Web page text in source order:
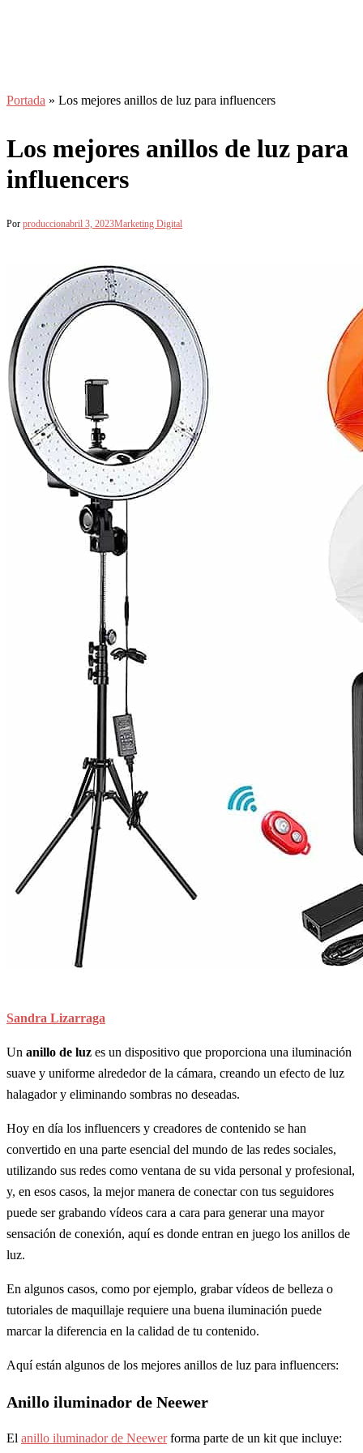
Portada » Los mejores anillos de luz para influencers
Los mejores anillos de luz para
influencers
Por produccionabril 3, 2023Marketing Digital
Sandra Lizarraga
Un anillo de luz es un dispositivo que proporciona una iluminación
suave y uniforme alrededor de la cámara, creando un efecto de luz
halagador y eliminando sombras no deseadas.
Hoy en día los influencers y creadores de contenido se han
convertido en una parte esencial del mundo de las redes sociales,
utilizando sus redes como ventana de su vida personal y profesional,
y, en esos casos, la mejor manera de conectar con tus seguidores
puede ser grabando vídeos cara a cara para generar una mayor
sensación de conexión, aquí es donde entran en juego los anillos de
luz.
En algunos casos, como por ejemplo, grabar vídeos de belleza o
tutoriales de maquillaje requiere una buena iluminación puede
marcar la diferencia en la calidad de tu contenido.
Aquí están algunos de los mejores anillos de luz para influencers:
Anillo iluminador de Neewer
El anillo iluminador de Neewerforma parte de un kit que incluye: